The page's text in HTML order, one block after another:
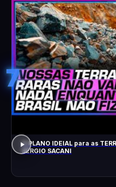
7
O PLANO IDEIAL para as
SÉRGIO SACANI